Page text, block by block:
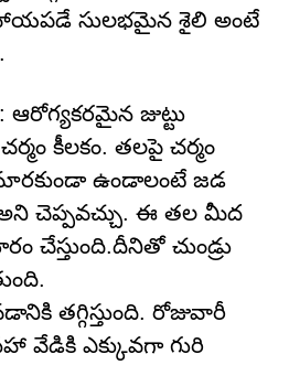
సులభమైన శైలి అంటే
ఆరోగ్యకరమైన జుట్టు
కీలకం. తలపై చర్మం
ఉండాలంటే జడ
చెప్పవచ్చు. ఈ తల మీద
చేస్తుంది.దీనితో చుండ్రు
తగ్గిస్తుంది. రోజువారీ
వేడికి ఎక్కువగా గురి